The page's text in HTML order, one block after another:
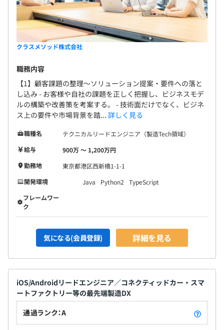
クラスメソッド株式会社
職務内容
【1】顧客課題の整理～ソリューション提案・要件への落と
し込み - お客様や自社の課題を正しく把握し、ビジネスモデ
ルの構築や改善策を考案する。 - 技術面だけでなく、ビジネ
ス上の要件や市場背景を踏... 詳しく見る
職種名
テクニカルリードエンジニア（製造Tech領域）
給与
900万 〜 1,200万円
勤務地
東京都港区西新橋1-1-1
開発環境
Java Python2
TypeScript
フレームワー
ク
気になる(会員登録) 詳細を見る
iOS/Androidリードエンジニア／コネクティッドカー・スマ
ートファクトリー等の最先端製造DX
通過ランク：A